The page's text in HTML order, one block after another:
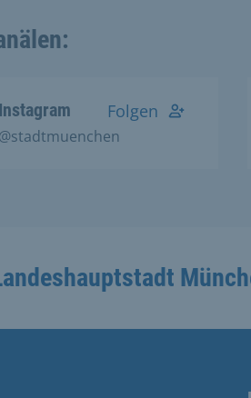
Instagram
@stadtmuenchen
Folgen